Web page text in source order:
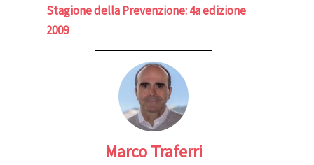
Stagione della Prevenzione: 4a edizione
2009
Marco Traferri